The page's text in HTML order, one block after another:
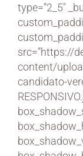
type=”2_5″
src=”https://
content/
candidato-